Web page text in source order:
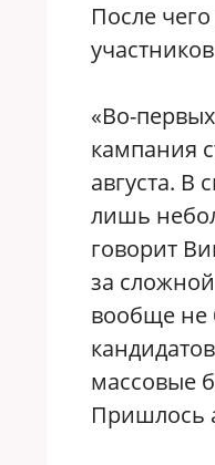
После
«Во-
кампания
августа. В
лишь
говорит
за
вообще не
массовые
Пришлось